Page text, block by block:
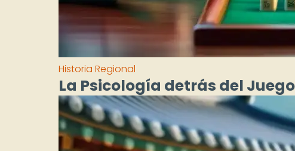
Historia Regional
La Psicología detrás del